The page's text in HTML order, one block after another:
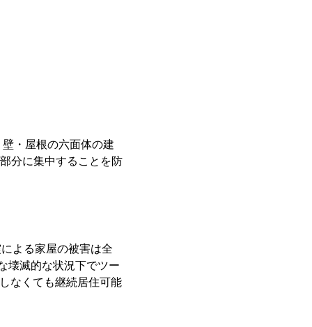
・屋根の六面体の建
分に集中することを防
よる家屋の被害は全
壊滅的な状況下でツー
なくても継続居住可能